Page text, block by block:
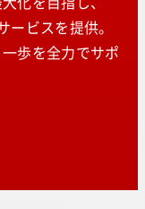
ビスを提供。
歩を全力でサポ